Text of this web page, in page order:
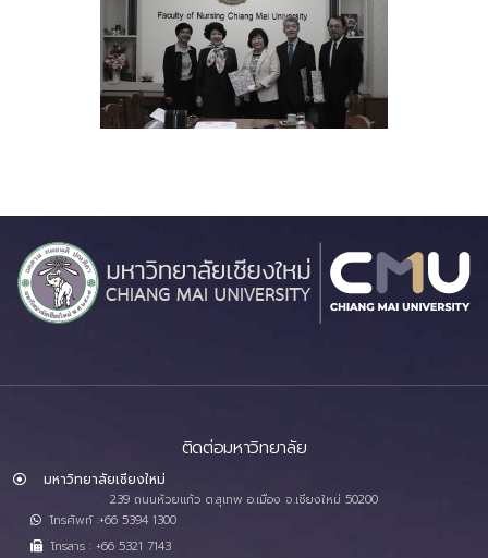
ติดต่อมหาวิทยาลัย
มหาวิทยาลัยเชียงใหม่
239 ถนนห้วยแก้ว ต.สุเทพ อ.เมือง จ.เชียงใหม่ 50200
โทรศัพท์ :+66 5394 1300
โทรสาร : +66 5321 7143